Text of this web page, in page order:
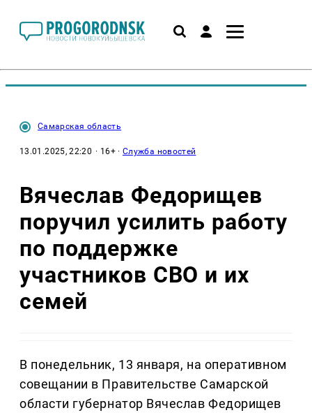
Самарская область
13.01.2025, 22:20 · 16+ ·Служба новостей
Вячеслав Федорищев
поручил усилить работу
по поддержке
участников СВО и их
семей
В понедельник, 13 января, на оперативном
совещании в Правительстве Самарской
области губернатор Вячеслав Федорищев